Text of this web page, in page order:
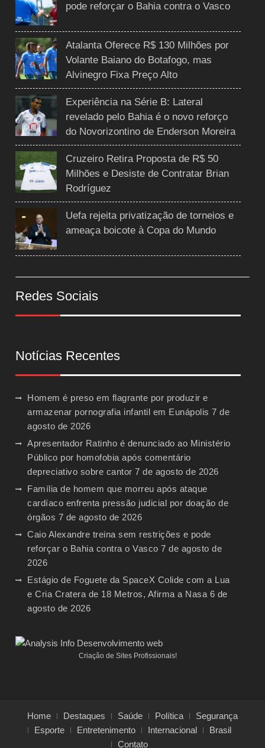
pode reforçar o Bahia contra o Vasco
Atalanta Oferece R$ 130 Milhões por
Volante Baiano do Botafogo, mas
Alvinegro Fixa Preço Alto
Experiência na Série B: Lateral
revelado pelo Bahia é o novo reforço
do Novorizontino de Enderson Moreira
Cruzeiro Retira Proposta de R$ 50
Milhões e Desiste de Contratar Brian
Rodríguez
Uefa rejeita privatização de torneios e
ameaça boicote à Copa do Mundo
Redes Sociais
Notícias Recentes
Homem é preso em flagrante por produzir e
armazenar pornografia infantil em Eunápolis 7 de
agosto de 2026
Apresentador Ratinho é denunciado ao Ministério
Público por homofobia após comentário
depreciativo sobre cantor 7 de agosto de 2026
Família de homem que morreu após ataque
cardíaco enfrenta pressão judicial por doação de
órgãos 7 de agosto de 2026
Caio Alexandre treina sem restrições e pode
reforçar o Bahia contra o Vasco 7 de agosto de
2026
Estágio de Foguete da SpaceX Colide com a Lua
e Cria Cratera de 18 Metros, Afirma a Nasa 6 de
agosto de 2026
Criação de Sites Profissionais!
Home Destaques Saúde Política
Segurança
Esporte
Entretenimento Internacional
Brasil
Contato